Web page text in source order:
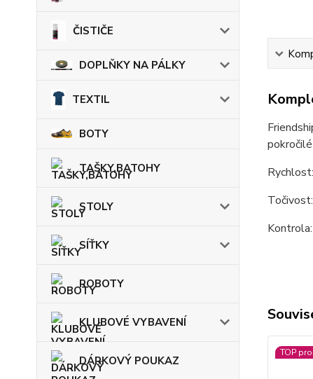
ČISTIČE
DOPLŇKY NA PÁLKY
TEXTIL
BOTY
TAŠKY,BATOHY
STOLY
SÍŤKY
ROBOTY
KLUBOVÉ VYBAVENÍ
DÁRKOVÝ POUKAZ
TOP